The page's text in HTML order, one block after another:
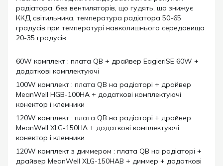
радіатора, без вентиляторів, що гудять, що знижує
ККД світильника, температура радіатора 50-65
градусів при температурі навколишнього середовища
20-35 градусів.
60W комплект : плата QB + драйвер EagieriSE 60W +
додаткові комплектуючі
100W комплект : плата QB на радіаторі + драйвер
MeanWell HGB-100HA + додаткові комплектуючі
конектор і клемники
120W комплект : плата QB на радіаторі + драйвер
MeanWell XLG-150HA + додаткові комплектуючі
конектор і клемники
120W комплект з диммером : плата QB на радіаторі +
драйвер MeanWell XLG-150HAB + диммер + додаткові